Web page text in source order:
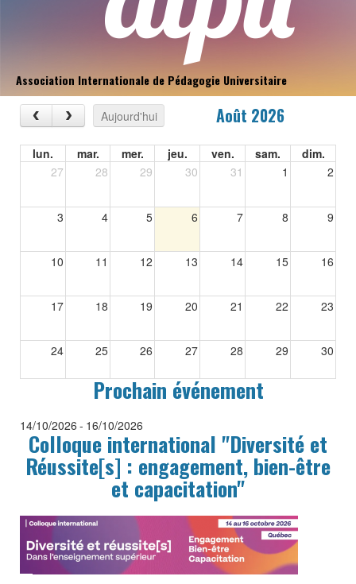
Nom
su
site
Association Internationale de Pédagogie Universitaire
Aujourd'hui Août 2026
lun. mar. mer. jeu. ven. sam.
dim.
27
28 29 30 31 1 2
3 4 5 6 7 8 9
10 11 12 13 14 15 16
17 18 19 20 21 22 23
24 25 26 27 28 29 30
1 2 3 4
Prochain événement
14/10/2026 - 16/10/2026
Colloque international "Diversité et
Réussite[s] : engagement, bien-être
et capacitation"